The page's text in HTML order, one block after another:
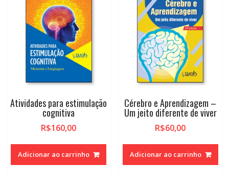
Atividades para estimulação
cognitiva
R$160,00
Adicionar ao carrinho
Cérebro e Aprendizagem –
Um jeito diferente de viver
R$60,00
Adicionar ao carrinho